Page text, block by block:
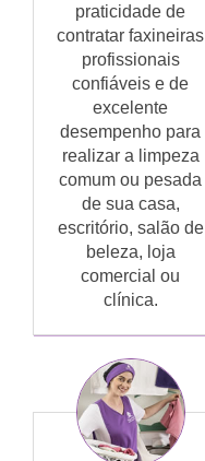
praticidade de
contratar faxineiras
profissionais
confiáveis e de
excelente
desempenho para
realizar a limpeza
comum ou pesada
de sua casa,
escritório, salão de
beleza, loja
comercial ou
clínica.